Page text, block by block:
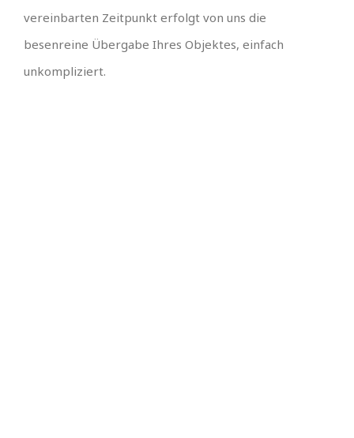
vereinbarten Zeitpunkt erfolgt von uns die
besenreine Übergabe Ihres Objektes, einfach
unkompliziert.